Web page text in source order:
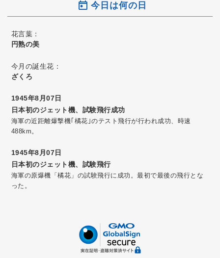
今日は何の日
花言葉：
円熟の美
今月の誕生花：
ざくろ
1945年8月07日
日本初のジェット機、試験飛行成功
海軍の近距離爆撃機｢橘花｣のテスト飛行が行われ成功、時速
488km。
1945年8月07日
日本初のジェット機、試験飛行
海軍の原爆機「橘花」の試験飛行に成功。最初で最後の飛行とな
った。